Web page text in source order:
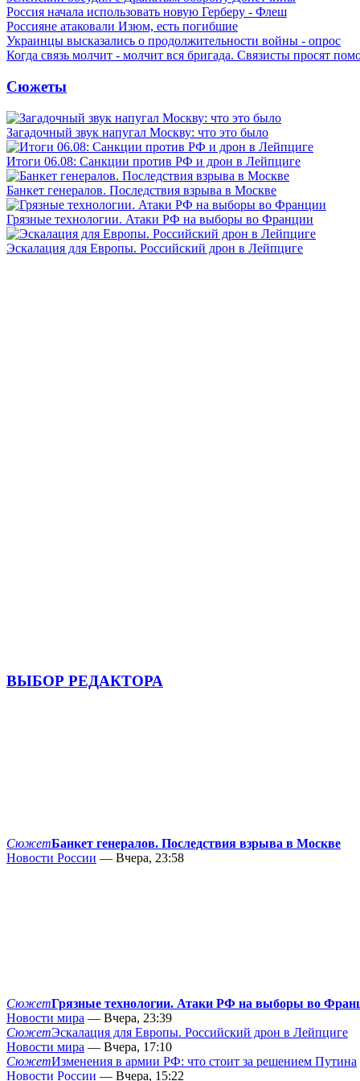
Россия начала использовать новую Герберу - Флеш
Россияне атаковали Изюм, есть погибшие
Украинцы высказались о продолжительности войны - опрос
Когда связь молчит - молчит вся бригада. Связисты просят
Сюжеты
Загадочный звук напугал Москву: что это было
Итоги 06.08: Санкции против РФ и дрон в Лейпциге
Банкет генералов. Последствия взрыва в Москве
Грязные технологии. Атаки РФ на выборы во Франции
Эскалация для Европы. Российский дрон в Лейпциге
ВЫБОР РЕДАКТОРА
СюжетБанкет генералов. Последствия взрыва в Москве
Новости России — Вчера, 23:58
СюжетГрязные технологии. Атаки РФ на выборы во
Новости мира — Вчера, 23:39
СюжетЭскалация для Европы. Российский дрон в Лейпциге
Новости мира — Вчера, 17:10
СюжетИзменения в армии РФ: что стоит за решением Путина
Новости России — Вчера, 15:22